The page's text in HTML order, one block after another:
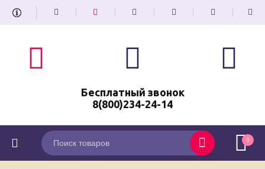
Бесплатный звонок
8(800)234-24-14
0